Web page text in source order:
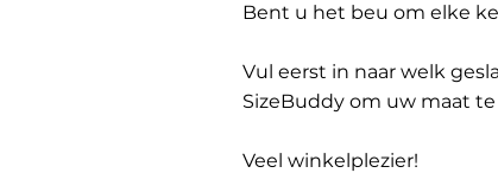
Bent u het beu om elke
Vul eerst in naar welk
SizeBuddy om uw maat
Veel winkelplezier!